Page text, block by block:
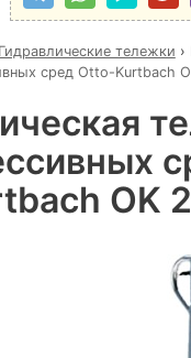
Гидравлические тележки ›
сред Otto-Kurtbach
OK